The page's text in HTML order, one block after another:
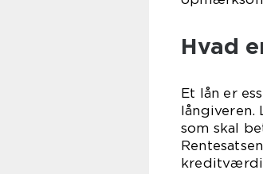
Hvad
Et lån er
långiveren.
som skal